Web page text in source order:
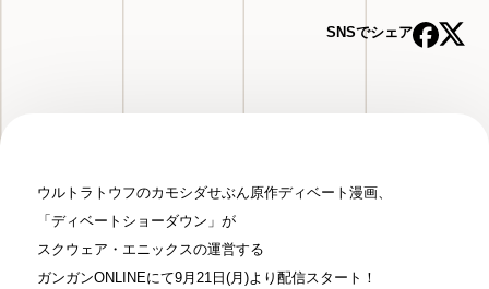
SNSでシェア
ウルトラトウフのカモシダせぶん原作ディベート漫画、
「ディベートショーダウン」が
スクウェア・エニックスの運営する
ガンガンONLINEにて9月21日(月)より配信スタート！